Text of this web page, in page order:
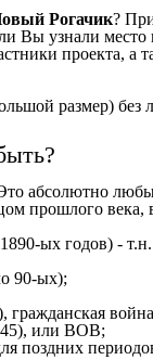
Рогачик?
Вы узнали место
проекта, а
размер) без
абсолютно
прошлого века,
ых годов) -
90-ых);
или ВОВ;
поздних